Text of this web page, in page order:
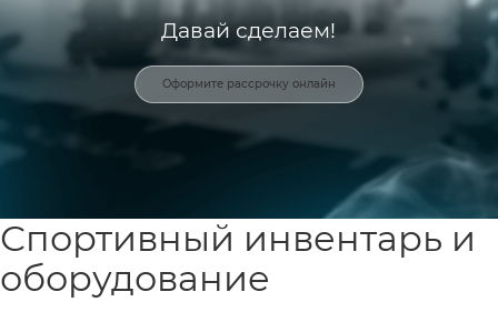
Давай сделаем!
Оформите рассрочку онлайн
Спортивный инвентарь и
оборудование